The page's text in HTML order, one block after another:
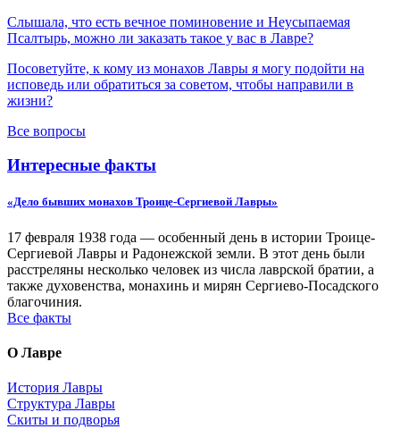
Слышала, что есть вечное поминовение и Неусыпаемая
Псалтырь, можно ли заказать такое у вас в Лавре?
Посоветуйте, к кому из монахов Лавры я могу подойти на
исповедь или обратиться за советом, чтобы направили в
жизни?
Все вопросы
Интересные факты
«Дело бывших монахов Троице-Сергиевой Лавры»
17 февраля 1938 года — особенный день в истории Троице-
Сергиевой Лавры и Радонежской земли. В этот день были
расстреляны несколько человек из числа лаврской братии, а
также духовенства, монахинь и мирян Сергиево-Посадского
благочиния.
Все факты
О Лавре
История Лавры
Структура Лавры
Скиты и подворья